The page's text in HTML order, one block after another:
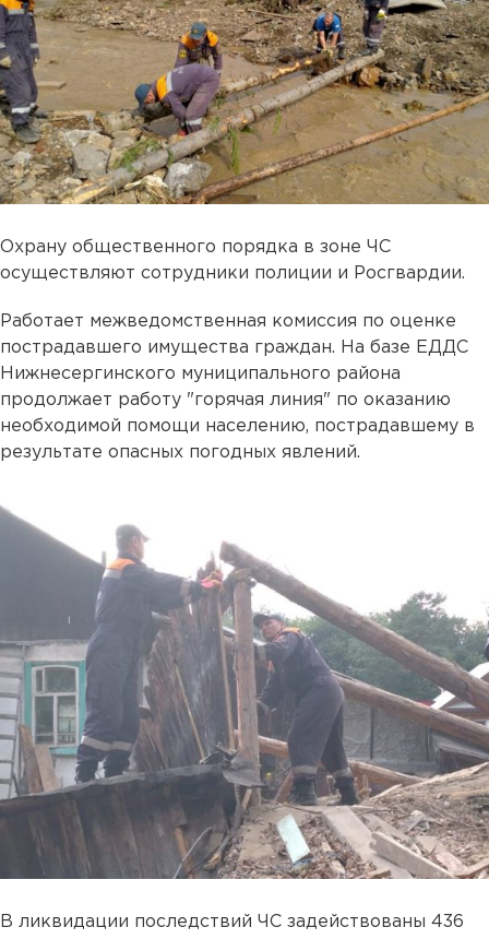
Охрану общественного порядка в зоне ЧС
осуществляют сотрудники полиции и Росгвардии.
Работает межведомственная комиссия по оценке
пострадавшего имущества граждан. На базе ЕДДС
Нижнесергинского муниципального района
продолжает работу "горячая линия" по оказанию
необходимой помощи населению, пострадавшему в
результате опасных погодных явлений.
В ликвидации последствий ЧС задействованы 436